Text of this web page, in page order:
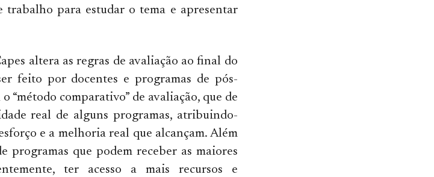
trabalho para estudar o tema e apresentar
altera as regras de avaliação ao final do
feito por docentes e programas de pós-
“método comparativo” de avaliação, que de
real de alguns programas, atribuindo-
e a melhoria real que alcançam. Além
programas que podem receber as maiores
ter acesso a mais recursos e